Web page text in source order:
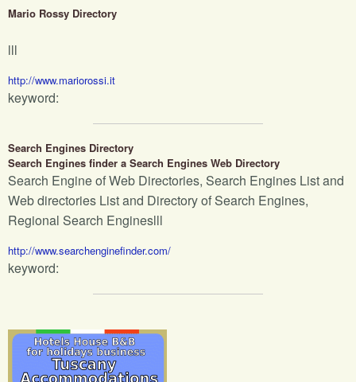
Mario Rossy Directory
lll
http://www.mariorossi.it
keyword:
Search Engines Directory
Search Engines finder a Search Engines Web Directory
Search Engine of Web Directories, Search Engines List and
Web directories List and Directory of Search Engines,
Regional Search Engineslll
http://www.searchenginefinder.com/
keyword: